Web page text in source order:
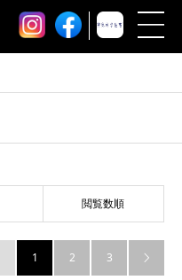
閲覧数順
1 2 3 